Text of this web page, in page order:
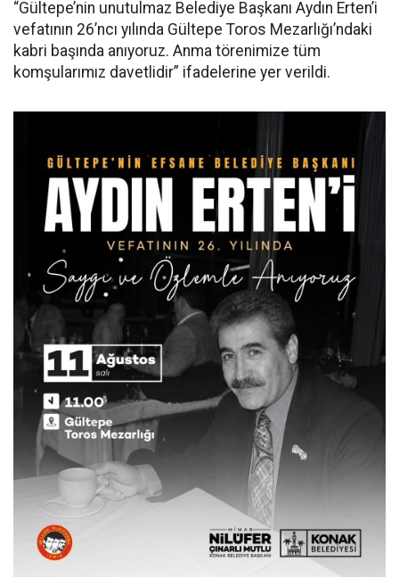
“Gültepe’nin unutulmaz Belediye Başkanı Aydın Erten’i
vefatının 26’ncı yılında Gültepe Toros Mezarlığı’ndaki
kabri başında anıyoruz. Anma törenimize tüm
komşularımız davetlidir” ifadelerine yer verildi.